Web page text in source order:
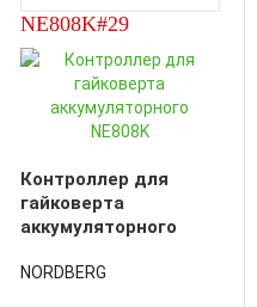
NE808K#29
Контроллер для
гайковерта
аккумуляторного
NORDBERG